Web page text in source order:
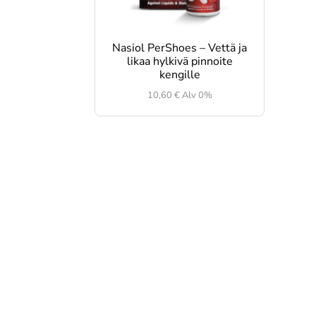
Nasiol PerShoes – Vettä ja
likaa hylkivä pinnoite
kengille
10,60 €Alv 0%